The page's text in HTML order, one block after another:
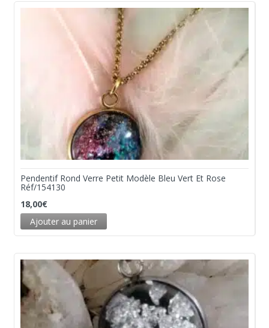
Pendentif Rond Verre Petit Modèle Bleu Vert Et Rose
Réf/154130
18,00€
Ajouter au panier